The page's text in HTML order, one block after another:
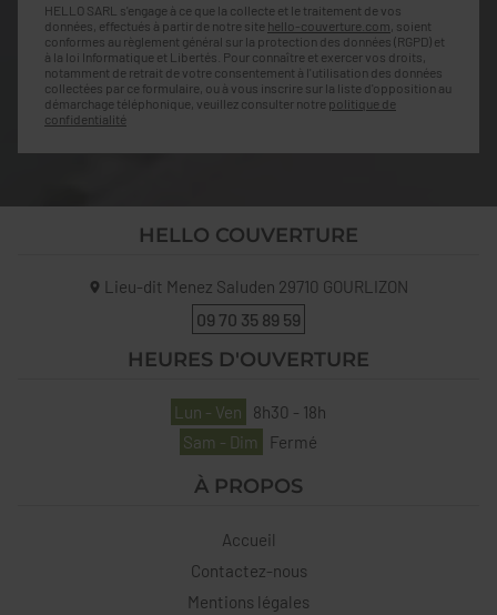
HELLO SARL s'engage à ce que la collecte et le traitement de vos
données, effectués à partir de notre site hello-couverture.com , soient
conformes au règlement général sur la protection des données (RGPD) et
à la loi Informatique et Libertés. Pour connaître et exercer vos droits,
notamment de retrait de votre consentement à l'utilisation des données
collectées par ce formulaire, ou à vous inscrire sur la liste d'opposition au
démarchage téléphonique, veuillez consulter notre politique de
confidentialité
HELLO COUVERTURE
Lieu-dit Menez Saluden 29710 GOURLIZON
09 70 35 89 59
HEURES D'OUVERTURE
Lun - Ven
8h30 - 18h
Sam - Dim
Fermé
À PROPOS
Accueil
Contactez-nous
Mentions légales